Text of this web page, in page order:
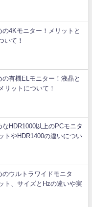
の4Kモニター！メリットと
いて！
の有機ELモニター！液晶と
リットについて！
なHDR1000以上のPCモニタ
トやHDR1400の違いについ
のウルトラワイドモニタ
ト、サイズとHzの違いや実